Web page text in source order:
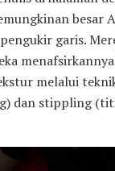
besar
garis.
melalui
dan stippling